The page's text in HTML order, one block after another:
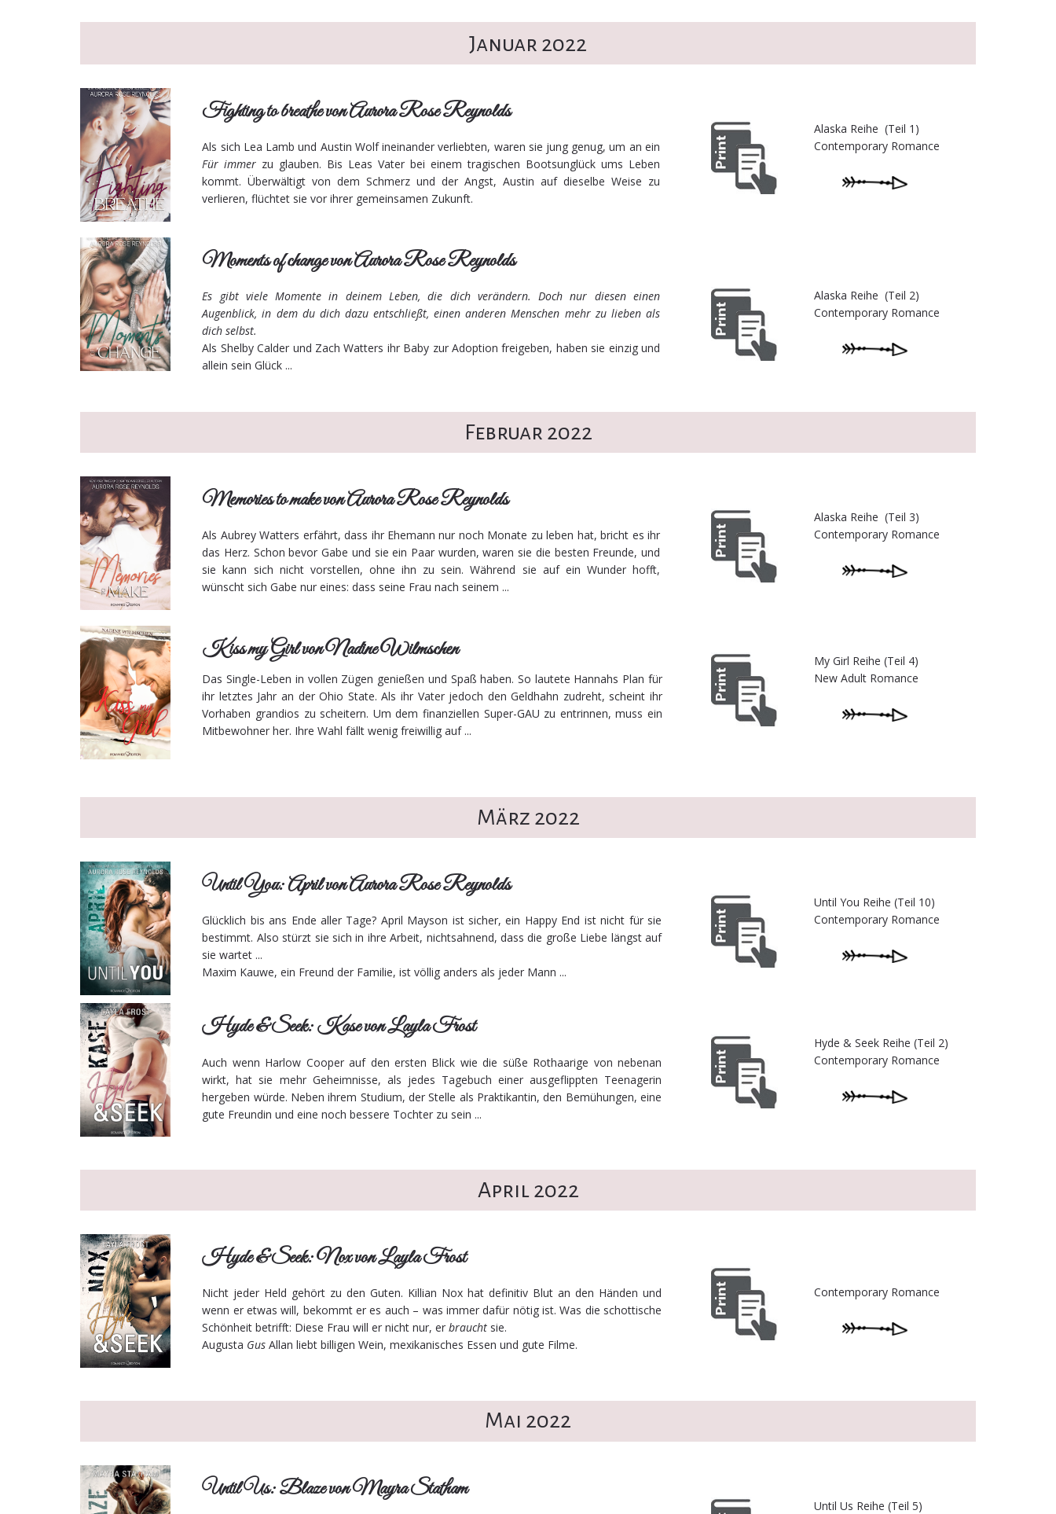
Januar 2022
Fighting to breathe von Aurora Rose Reynolds
Als sich Lea Lamb und Austin Wolf ineinander verliebten, waren sie jung genug, um an ein
Für immer zu glauben. Bis Leas Vater bei einem tragischen Bootsunglück ums Leben
kommt. Überwältigt von dem Schmerz und der Angst, Austin auf dieselbe Weise zu
verlieren, flüchtet sie vor ihrer gemeinsamen Zukunft.
Alaska Reihe (Teil 1)
Contemporary Romance
Moments of change von Aurora Rose Reynolds
Es gibt viele Momente in deinem Leben, die dich verändern. Doch nur diesen einen
Augenblick, in dem du dich dazu entschließt, einen anderen Menschen mehr zu lieben als
dich selbst.
Als Shelby Calder und Zach Watters ihr Baby zur Adoption freigeben, haben sie einzig und
allein sein Glück ...
Alaska Reihe (Teil 2)
Contemporary Romance
Februar 2022
Memories to make von Aurora Rose Reynolds
Als Aubrey Watters erfährt, dass ihr Ehemann nur noch Monate zu leben hat, bricht es ihr
das Herz. Schon bevor Gabe und sie ein Paar wurden, waren sie die besten Freunde, und
sie kann sich nicht vorstellen, ohne ihn zu sein. Während sie auf ein Wunder hofft,
wünscht sich Gabe nur eines: dass seine Frau nach seinem ...
Alaska Reihe (Teil 3)
Contemporary Romance
Kiss my Girl von Nadine Wilmschen
Das Single-Leben in vollen Zügen genießen und Spaß haben. So lautete Hannahs Plan für
ihr letztes Jahr an der Ohio State. Als ihr Vater jedoch den Geldhahn zudreht, scheint ihr
Vorhaben grandios zu scheitern. Um dem finanziellen Super-GAU zu entrinnen, muss ein
Mitbewohner her. Ihre Wahl fällt wenig freiwillig auf ...
My Girl Reihe (Teil 4)
New Adult Romance
März 2022
Until You: April von Aurora Rose Reynolds
Glücklich bis ans Ende aller Tage? April Mayson ist sicher, ein Happy End ist nicht für sie
bestimmt. Also stürzt sie sich in ihre Arbeit, nichtsahnend, dass die große Liebe längst auf
sie wartet ...
Maxim Kauwe, ein Freund der Familie, ist völlig anders als jeder Mann ...
Until You Reihe (Teil 10)
Contemporary Romance
Hyde & Seek: Kase von Layla Frost
Auch wenn Harlow Cooper auf den ersten Blick wie die süße Rothaarige von nebenan
wirkt, hat sie mehr Geheimnisse, als jedes Tagebuch einer ausgeflippten Teenagerin
hergeben würde. Neben ihrem Studium, der Stelle als Praktikantin, den Bemühungen, eine
gute Freundin und eine noch bessere Tochter zu sein ...
Hyde & Seek Reihe (Teil 2)
Contemporary Romance
April 2022
Hyde & Seek: Nox von Layla Frost
Nicht jeder Held gehört zu den Guten. Killian Nox hat definitiv Blut an den Händen und
wenn er etwas will, bekommt er es auch – was immer dafür nötig ist. Was die schottische
Schönheit betrifft: Diese Frau will er nicht nur, erbraucht sie.
Augusta Gus Allan liebt billigen Wein, mexikanisches Essen und gute Filme.
Contemporary Romance
Mai 2022
Until Us: Blaze von Mayra Statham
Until Us Reihe (Teil 5)